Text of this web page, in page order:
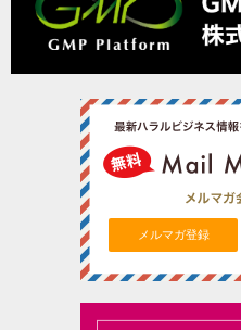
メルマガ登録